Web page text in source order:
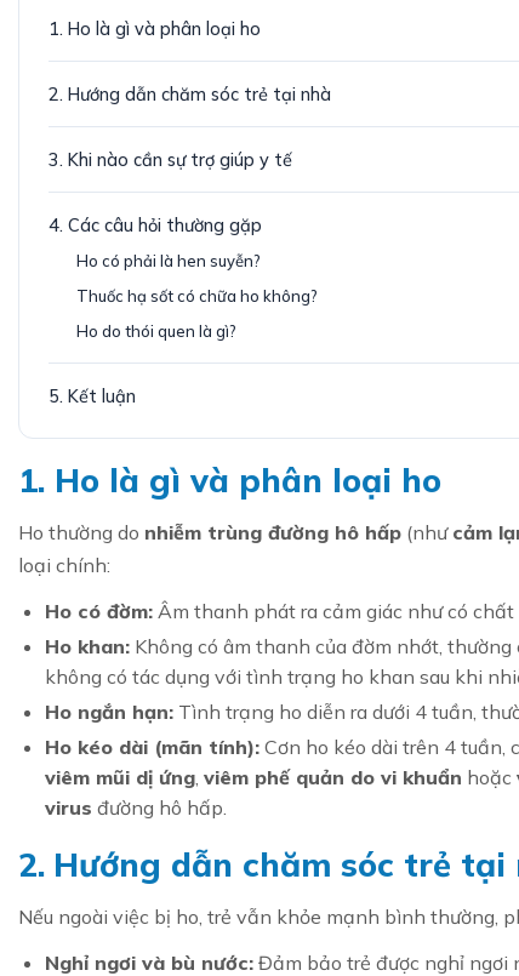
1. Ho là gì và phân loại ho
2. Hướng dẫn chăm sóc trẻ tại nhà
3. Khi nào cần sự trợ giúp y tế
4. Các câu hỏi thường gặp
Ho có phải là hen suyễn?
Thuốc hạ sốt có chữa ho không?
Ho do thói quen là gì?
5. Kết luận
1. Ho là gì và phân loại ho
Ho thường do nhiễm trùng đường hô hấp (như cảm
loại chính:
Ho có đờm: Âm thanh phát ra cảm giác như có
Ho khan: Không có âm thanh của đờm nhớt,
không có tác dụng với tình trạng ho khan sau khi
Ho ngắn hạn: Tình trạng ho diễn ra dưới 4 tuần,
Ho kéo dài (mãn tính): Cơn ho kéo dài trên 4 tuần,
viêm mũi dị ứng viêm phế quản do vi khuẩn hoặc
virus đường hô hấp.
2. Hướng dẫn chăm sóc trẻ tại
Nếu ngoài việc bị ho, trẻ vẫn khỏe mạnh bình thường,
Nghỉ ngơi và bù nước: Đảm bảo trẻ được nghỉ ngơi